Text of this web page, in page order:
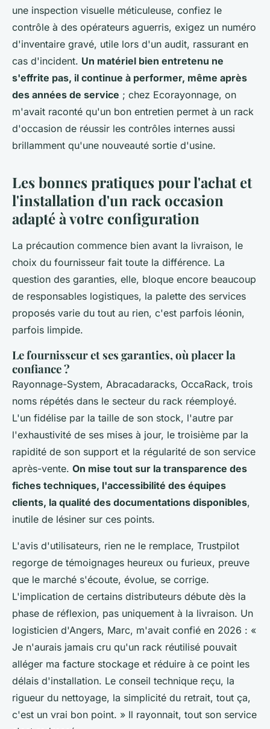
une inspection visuelle méticuleuse, confiez le
contrôle à des opérateurs aguerris, exigez un numéro
d'inventaire gravé, utile lors d'un audit, rassurant en
cas d'incident. Un matériel bien entretenu ne
s'effrite pas, il continue à performer, même après
des années de service ; chez Ecorayonnage, on
m'avait raconté qu'un bon entretien permet à un rack
d'occasion de réussir les contrôles internes aussi
brillamment qu'une nouveauté sortie d'usine.
Les bonnes pratiques pour l'achat et
l'installation d'un rack occasion
adapté à votre configuration
La précaution commence bien avant la livraison, le
choix du fournisseur fait toute la différence. La
question des garanties, elle, bloque encore beaucoup
de responsables logistiques, la palette des services
proposés varie du tout au rien, c'est parfois léonin,
parfois limpide.
Le fournisseur et ses garanties, où placer la
confiance ?
Rayonnage-System, Abracadaracks, OccaRack, trois
noms répétés dans le secteur du rack réemployé.
L'un fidélise par la taille de son stock, l'autre par
l'exhaustivité de ses mises à jour, le troisième par la
rapidité de son support et la régularité de son service
après-vente. On mise tout sur la transparence des
fiches techniques, l'accessibilité des équipes
clients, la qualité des documentations disponibles,
inutile de lésiner sur ces points.
L'avis d'utilisateurs, rien ne le remplace, Trustpilot
regorge de témoignages heureux ou furieux, preuve
que le marché s'écoute, évolue, se corrige.
L'implication de certains distributeurs débute dès la
phase de réflexion, pas uniquement à la livraison. Un
logisticien d'Angers, Marc, m'avait confié en 2026 : «
Je n'aurais jamais cru qu'un rack réutilisé pouvait
alléger ma facture stockage et réduire à ce point les
délais d'installation. Le conseil technique reçu, la
rigueur du nettoyage, la simplicité du retrait, tout ça,
c'est un vrai bon point. » Il rayonnait, tout son service